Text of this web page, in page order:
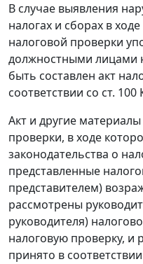
В случае выявления
налогах и сборах в
налоговой проверки
должностными лицами
быть составлен акт
соответствии со ст. 100
Акт и другие
проверки, в ходе
законодательства о
представленные
представителем)
рассмотрены
руководителя)
налоговую проверку,
принято в